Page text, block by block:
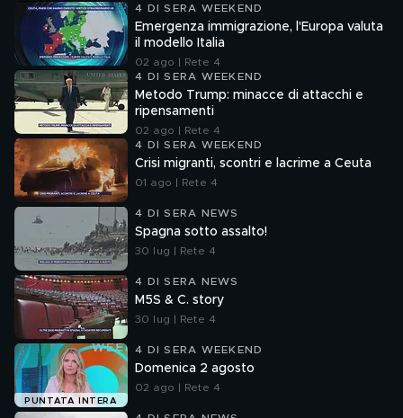
4 DI SERA WEEKEND
Emergenza immigrazione, l'Europa valuta
il modello Italia
02 ago | Rete 4
4 DI SERA WEEKEND
Metodo Trump: minacce di attacchi e
ripensamenti
02 ago | Rete 4
4 DI SERA WEEKEND
Crisi migranti, scontri e lacrime a Ceuta
01 ago | Rete 4
4 DI SERA NEWS
Spagna sotto assalto!
30 lug | Rete 4
4 DI SERA NEWS
M5S & C. story
30 lug | Rete 4
PUNTATA INTERA
4 DI SERA WEEKEND
Domenica 2 agosto
02 ago | Rete 4